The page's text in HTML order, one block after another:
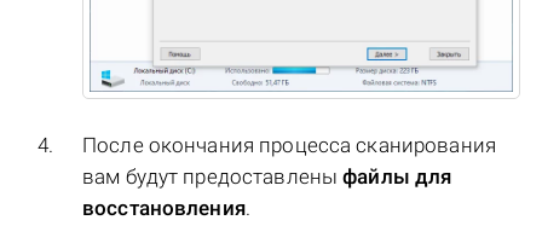
После окончания процесса сканирования
вам будут предоставленыфайлы для
восстановления.